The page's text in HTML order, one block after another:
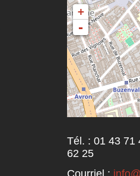
+
-
Tél. : 01 43 71
62 25
Courriel :